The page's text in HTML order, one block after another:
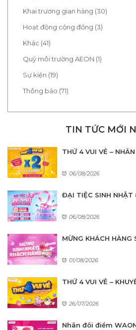
Khai trương gian hàng (30)
Hoạt động cộng đồng (3)
Khác (41)
Quỹ môi trường AEON (1)
Sự kiện (19)
Thông báo (71)
TIN TỨC MỚI
THỨ 4 VUI VẺ – NHÂN
06/08/2026
ĐẠI TIỆC SINH NHẬT
06/08/2026
MỪNG KHÁCH HÀNG
01/08/2026
THỨ 4 VUI VẺ –
26/07/2026
Nhân đôi điểm